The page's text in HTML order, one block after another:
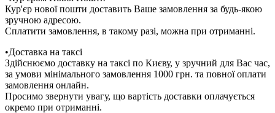
Кур'єр нової пошти доставить Ваше замовлення за будь-якою
зручною адресою.
Сплатити замовлення, в такому разі, можна при отриманні.
•Доставка на таксі
Здійснюємо доставку на таксі по Києву, у зручний для Вас час,
за умови мінімального замовлення 1000 грн. та повної оплати
замовлення онлайн.
Просимо звернути увагу, що вартість доставки оплачується
окремо при отриманні.